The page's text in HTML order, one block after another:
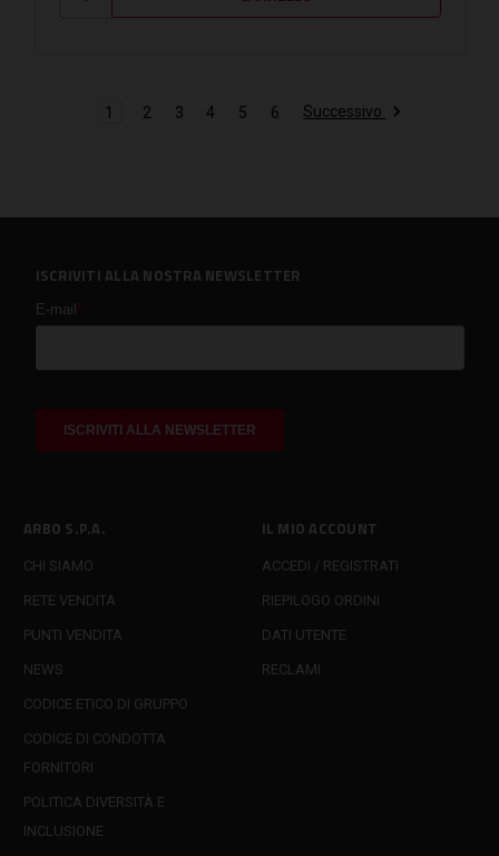
1 2 3 4 5 6 Successivo
ARBO S.P.A.
CHI SIAMO
RETE VENDITA
PUNTI VENDITA
NEWS
CODICE ETICO DI GRUPPO
CODICE DI CONDOTTA
FORNITORI
POLITICA DIVERSITÀ E
INCLUSIONE
IL MIO ACCOUNT
ACCEDI / REGISTRATI
RIEPILOGO ORDINI
DATI UTENTE
RECLAMI
ISCRIVITI ALLA NOSTRA NEWSLETTER